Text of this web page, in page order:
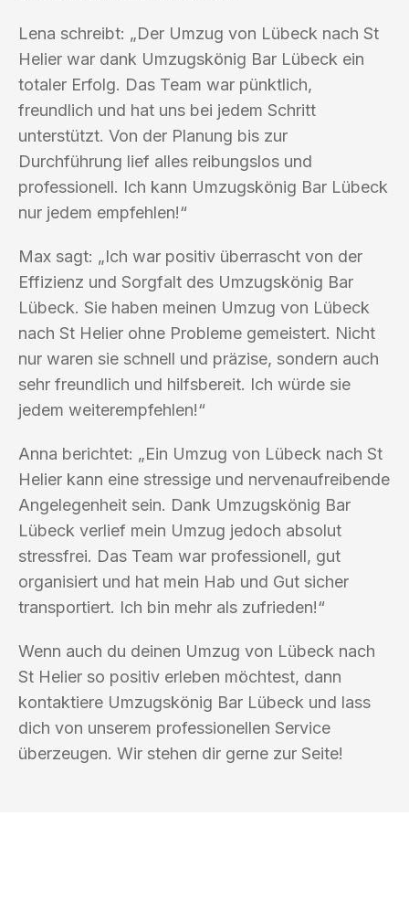
Lena schreibt: „Der Umzug von Lübeck nach St
Helier war dank Umzugskönig Bar Lübeck ein
totaler Erfolg. Das Team war pünktlich,
freundlich und hat uns bei jedem Schritt
unterstützt. Von der Planung bis zur
Durchführung lief alles reibungslos und
professionell. Ich kann Umzugskönig Bar Lübeck
nur jedem empfehlen!“
Max sagt: „Ich war positiv überrascht von der
Effizienz und Sorgfalt des Umzugskönig Bar
Lübeck. Sie haben meinen Umzug von Lübeck
nach St Helier ohne Probleme gemeistert. Nicht
nur waren sie schnell und präzise, sondern auch
sehr freundlich und hilfsbereit. Ich würde sie
jedem weiterempfehlen!“
Anna berichtet: „Ein Umzug von Lübeck nach St
Helier kann eine stressige und nervenaufreibende
Angelegenheit sein. Dank Umzugskönig Bar
Lübeck verlief mein Umzug jedoch absolut
stressfrei. Das Team war professionell, gut
organisiert und hat mein Hab und Gut sicher
transportiert. Ich bin mehr als zufrieden!“
Wenn auch du deinen Umzug von Lübeck nach
St Helier so positiv erleben möchtest, dann
kontaktiere Umzugskönig Bar Lübeck und lass
dich von unserem professionellen Service
überzeugen. Wir stehen dir gerne zur Seite!